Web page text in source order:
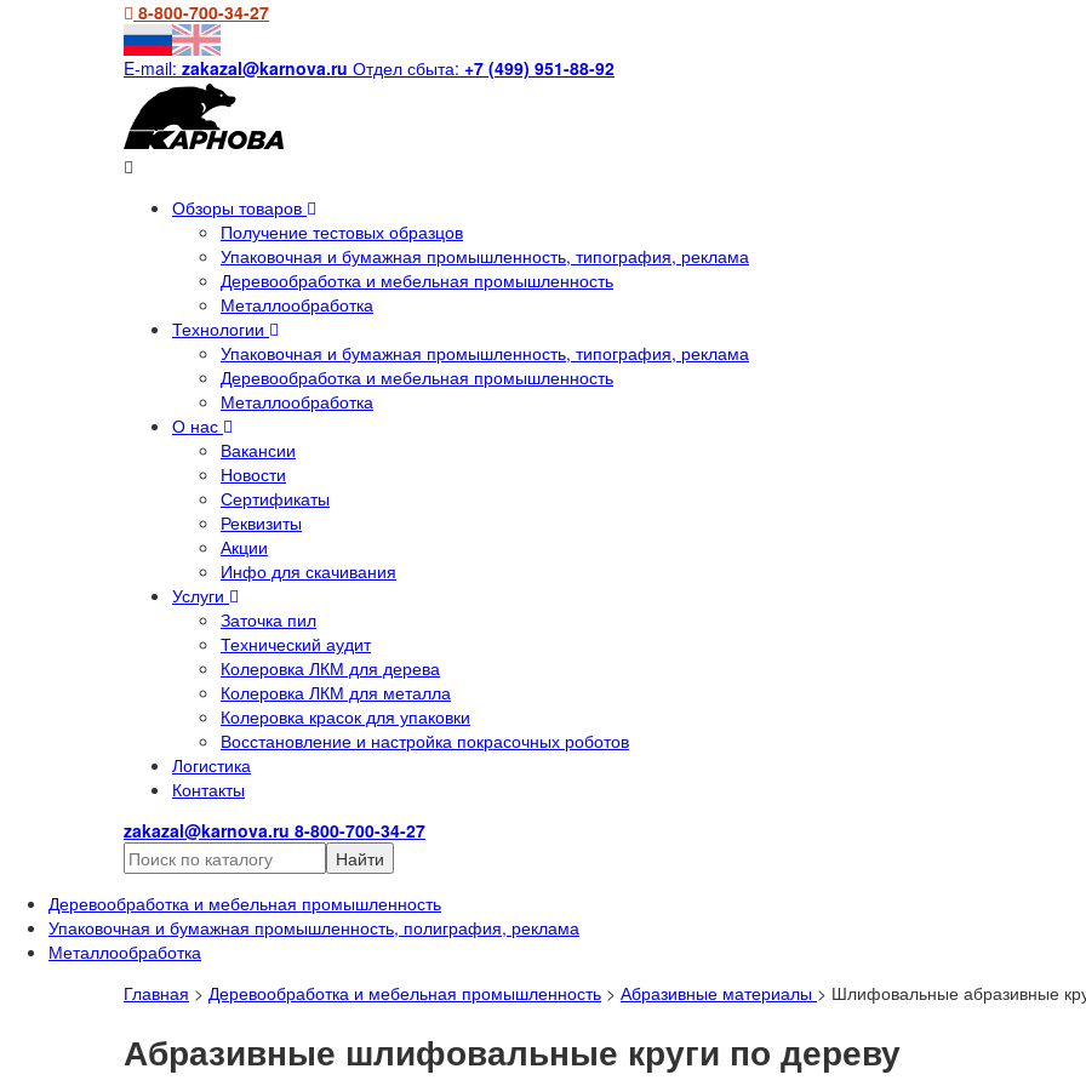
8-800-700-34-27
E-mail: zakazal@karnova.ru Отдел сбыта: +7 (499) 951-88-92
Обзоры товаров
Получение тестовых образцов
Упаковочная и бумажная промышленность, типография, реклама
Деревообработка и мебельная промышленность
Металлообработка
Технологии
Упаковочная и бумажная промышленность, типография, реклама
Деревообработка и мебельная промышленность
Металлообработка
О нас
Вакансии
Новости
Сертификаты
Реквизиты
Акции
Инфо для скачивания
Услуги
Заточка пил
Технический аудит
Колеровка ЛКМ для дерева
Колеровка ЛКМ для металла
Колеровка красок для упаковки
Восстановление и настройка покрасочных роботов
Логистика
Контакты
zakazal@karnova.ru 8-800-700-34-27
Найти
Деревообработка и мебельная промышленность
Упаковочная и бумажная промышленность, полиграфия, реклама
Металлообработка
Главная > Деревообработка и мебельная промышленность > Абразивные материалы > Шлифовальные абразивные
Абразивные шлифовальные круги по дереву